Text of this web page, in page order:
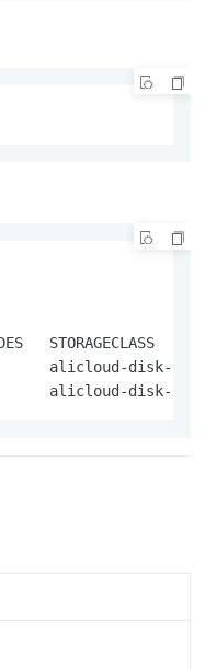
STORAGECLASS
alicloud-
alicloud-